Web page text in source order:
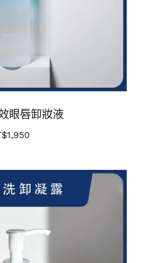
眼唇卸妝液
1,950